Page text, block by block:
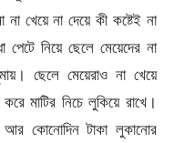
খেয়ে না দেয়ে কী কষ্টেই না
পেটে নিয়ে ছেলে মেয়েদের না
ছেলে মেয়েরাও না খেয়ে
মাটির নিচে লুকিয়ে রাখে।
আর কোনোদিন টাকা লুকানোর